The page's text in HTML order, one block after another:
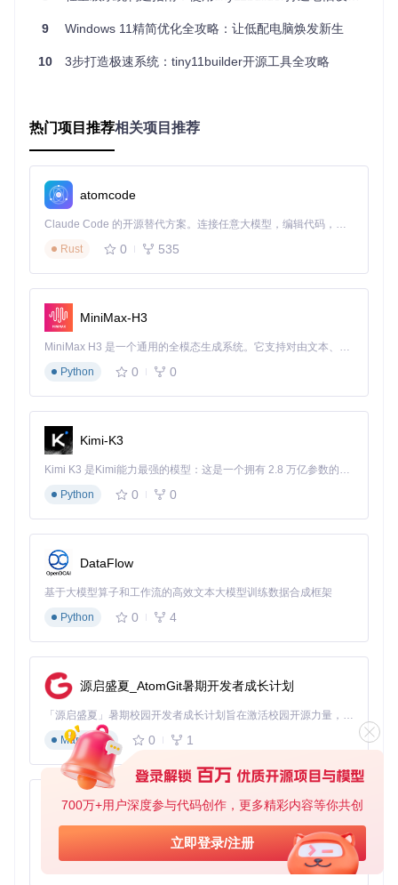
700万+用户深度参与代码创作，更多精彩内容等你共创
立即登录/注册
优
级
度
响
升
维护难度
准
优
化
界面引
除非必要应
深
度
优
化
令行参
数）
能）
0%）
新）
2.3 系统精简技术原理
📊WIM与ESD格式解析： Windows镜像采用两种压缩格式：
WIM（文件级压缩）和ESD（字节级压缩）。形象地说，WIM
就像按文件夹整理的压缩包，支持增量更新；而ESD则是将整
较慢。tiny11builder通过DISM工具修改Windows组件存储（W
inSxS），就像为系统"减肥"——保留肌肉（核心功能），去除
实操小贴士：不确定选择哪种方案时，建议先尝试标准优化。
若仍无法满足性能需求，再考虑深度优化。
三、实施流程：分阶段系统构建指南
3.1 准备阶段（10分钟）
环境检查清单
✅ 运行Windows 11的工作机（需管理员权限）
✅ 至少30GB空闲存储空间（SSD最佳）
✅ Windows 11官方ISO镜像（专业版/企业版）
✅ 稳定的电源连接（避免过程中断）
权限配置
# 设置当前会话的执行策略为Bypass（仅当前窗口有效）
Set-ExecutionPolicy Bypass -Scope Process -Force
镜像挂载步骤
右键ISO文件选择"挂载"，记录分配的盘符（如H:）
验证挂载状态：Get-Volume | Where-Object { $_.D
riveLetter -eq 'H' }
确认sources文件夹存在：Test-Path "H:\sources\in
：成功挂载后，应能在文件资源管理器中看到Windows
9 Windows 11精简优化全攻略：让低配电脑焕发新生
10 3步打造极速系统：tiny11builder开源工具全攻略
热门项目推荐相关项目推荐
atomcode
Claude Code 的开源替代方案。连接任意大模型，编辑代码，运行命令，自动验证 — 全自动执行。用 Rust 构建，极致性能。 ｜ An open-source alternative to Claude Code. Connect any LLM, edit code, run commands, and verify changes — autonomously. Built in Rust for speed. Get Started
Rust
0 535
MiniMax-H3
MiniMax H3 是一个通用的全模态生成系统。它支持对由文本、图像、视频和音频组成的多模态上下文进行统一理解，并能生成分辨率高达 2K、时长可达 15 秒的带原生立体声音频的视频。得益于面向任务泛化的系统设计，H3 在预训练阶段就已具备广泛的多模态上下文理解与生成能力，能够出色地执行复杂的多模态指令。
Python
0 0
Kimi-K3
Kimi K3 是Kimi能力最强的模型：这是一个拥有 2.8 万亿参数的混合专家（MoE）模型，具备原生视觉理解能力，并支持 100 万 token 的上下文窗口。
Python
0 0
DataFlow
基于大模型算子和工作流的高效文本大模型训练数据合成框架
Python
0 4
源启盛夏_AtomGit暑期开发者成长计划
「源启盛夏」暑期校园开发者成长计划旨在激活校园开源力量，通过积分激励、认证扶持、资源倾斜等形式，引导高校组织和开发者完成「入驻 — 建项目 — 做贡献 — 获认证 — 得资源」的完整闭环。无论你是想带领社团入驻平台的组织者，还是希望用代码贡献证明自己的开发者，都能在这里找到属于你的成长路径。
Markdown
0 1
py-xiaozhi
基于Python的Xiaozhi AI，适用于想要完整Xiaozhi体验而无需拥有专用硬件的用户。
Python
0 1